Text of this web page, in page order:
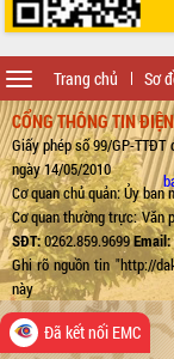
Trang chủ Sơ
Toggle
navigation
CỔNG THÔNG TIN
Giấy phép số 99/GP-
ngày 14/05/2010
Cơ quan chủ quản: Ủy
Cơ quan thường trực: Văn
SĐT:0262.859.9699Email:
Ghi rõ nguồn tin "http://
này
Đã kết nối EMC